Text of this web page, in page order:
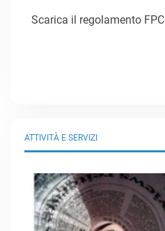
Scarica il regolamento FPC
ATTIVITÀ E SERVIZI